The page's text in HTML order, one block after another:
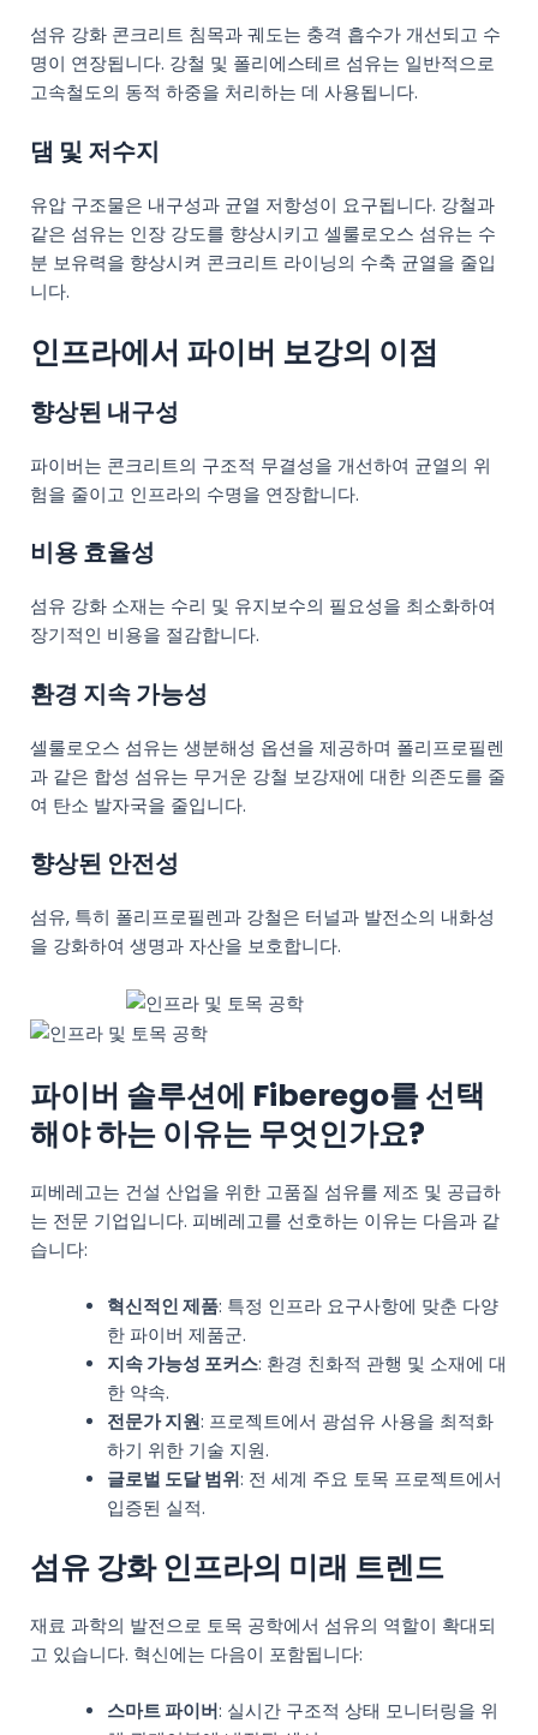
섬유 강화 콘크리트 침목과 궤도는 충격 흡수가 개선되고 수
명이 연장됩니다. 강철 및 폴리에스테르 섬유는 일반적으로
고속철도의 동적 하중을 처리하는 데 사용됩니다.
댐 및 저수지
유압 구조물은 내구성과 균열 저항성이 요구됩니다. 강철과
같은 섬유는 인장 강도를 향상시키고 셀룰로오스 섬유는 수
분 보유력을 향상시켜 콘크리트 라이닝의 수축 균열을 줄입
니다.
인프라에서 파이버 보강의 이점
향상된 내구성
파이버는 콘크리트의 구조적 무결성을 개선하여 균열의 위
험을 줄이고 인프라의 수명을 연장합니다.
비용 효율성
섬유 강화 소재는 수리 및 유지보수의 필요성을 최소화하여
장기적인 비용을 절감합니다.
환경 지속 가능성
셀룰로오스 섬유는 생분해성 옵션을 제공하며 폴리프로필렌
과 같은 합성 섬유는 무거운 강철 보강재에 대한 의존도를 줄
여 탄소 발자국을 줄입니다.
향상된 안전성
섬유, 특히 폴리프로필렌과 강철은 터널과 발전소의 내화성
을 강화하여 생명과 자산을 보호합니다.
파이버 솔루션에 Fiberego를 선택
해야 하는 이유는 무엇인가요?
피베레고는 건설 산업을 위한 고품질 섬유를 제조 및 공급하
는 전문 기업입니다. 피베레고를 선호하는 이유는 다음과 같
습니다:
혁신적인 제품: 특정 인프라 요구사항에 맞춘 다양
한 파이버 제품군.
지속 가능성 포커스: 환경 친화적 관행 및 소재에 대
한 약속.
전문가 지원: 프로젝트에서 광섬유 사용을 최적화
하기 위한 기술 지원.
글로벌 도달 범위: 전 세계 주요 토목 프로젝트에서
입증된 실적.
섬유 강화 인프라의 미래 트렌드
재료 과학의 발전으로 토목 공학에서 섬유의 역할이 확대되
고 있습니다. 혁신에는 다음이 포함됩니다:
스마트 파이버: 실시간 구조적 상태 모니터링을 위